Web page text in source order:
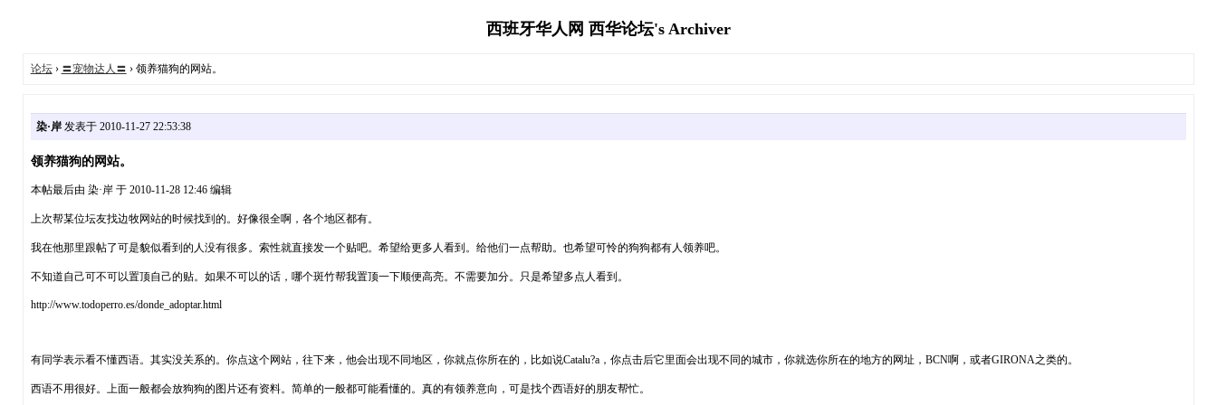
西班牙华人网 西华论坛's Archiver
论坛› 〓宠物达人〓 › 领养猫狗的网站。
染·岸发表于 2010-11-27 22:53:38
领养猫狗的网站。
本帖最后由 染·岸 于 2010-11-28 12:46 编辑
上次帮某位坛友找边牧网站的时候找到的。好像很全啊，各个地区都有。
我在他那里跟帖了可是貌似看到的人没有很多。索性就直接发一个贴吧。希望给更多人看到。给他们一点帮助。也希望可怜的狗狗都有人领养吧。
不知道自己可不可以置顶自己的贴。如果不可以的话，哪个斑竹帮我置顶一下顺便高亮。不需要加分。只是希望多点人看到。
http://www.todoperro.es/donde_adoptar.html
有同学表示看不懂西语。其实没关系的。你点这个网站，往下来，他会出现不同地区，你就点你所在的，比如说Catalu?a，你点击后它里面会出现不同的城市，你就选你所在的地方的网址，BCN啊，或者GIRONA之类的。
西语不用很好。上面一般都会放狗狗的图片还有资料。简单的一般都可能看懂的。真的有领养意向，可是找个西语好的朋友帮忙。